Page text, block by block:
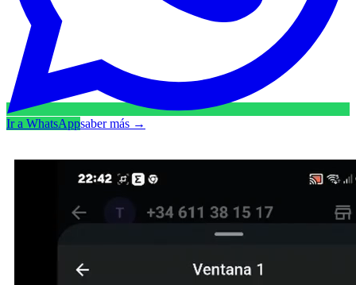
Ir a WhatsAppsaber más →